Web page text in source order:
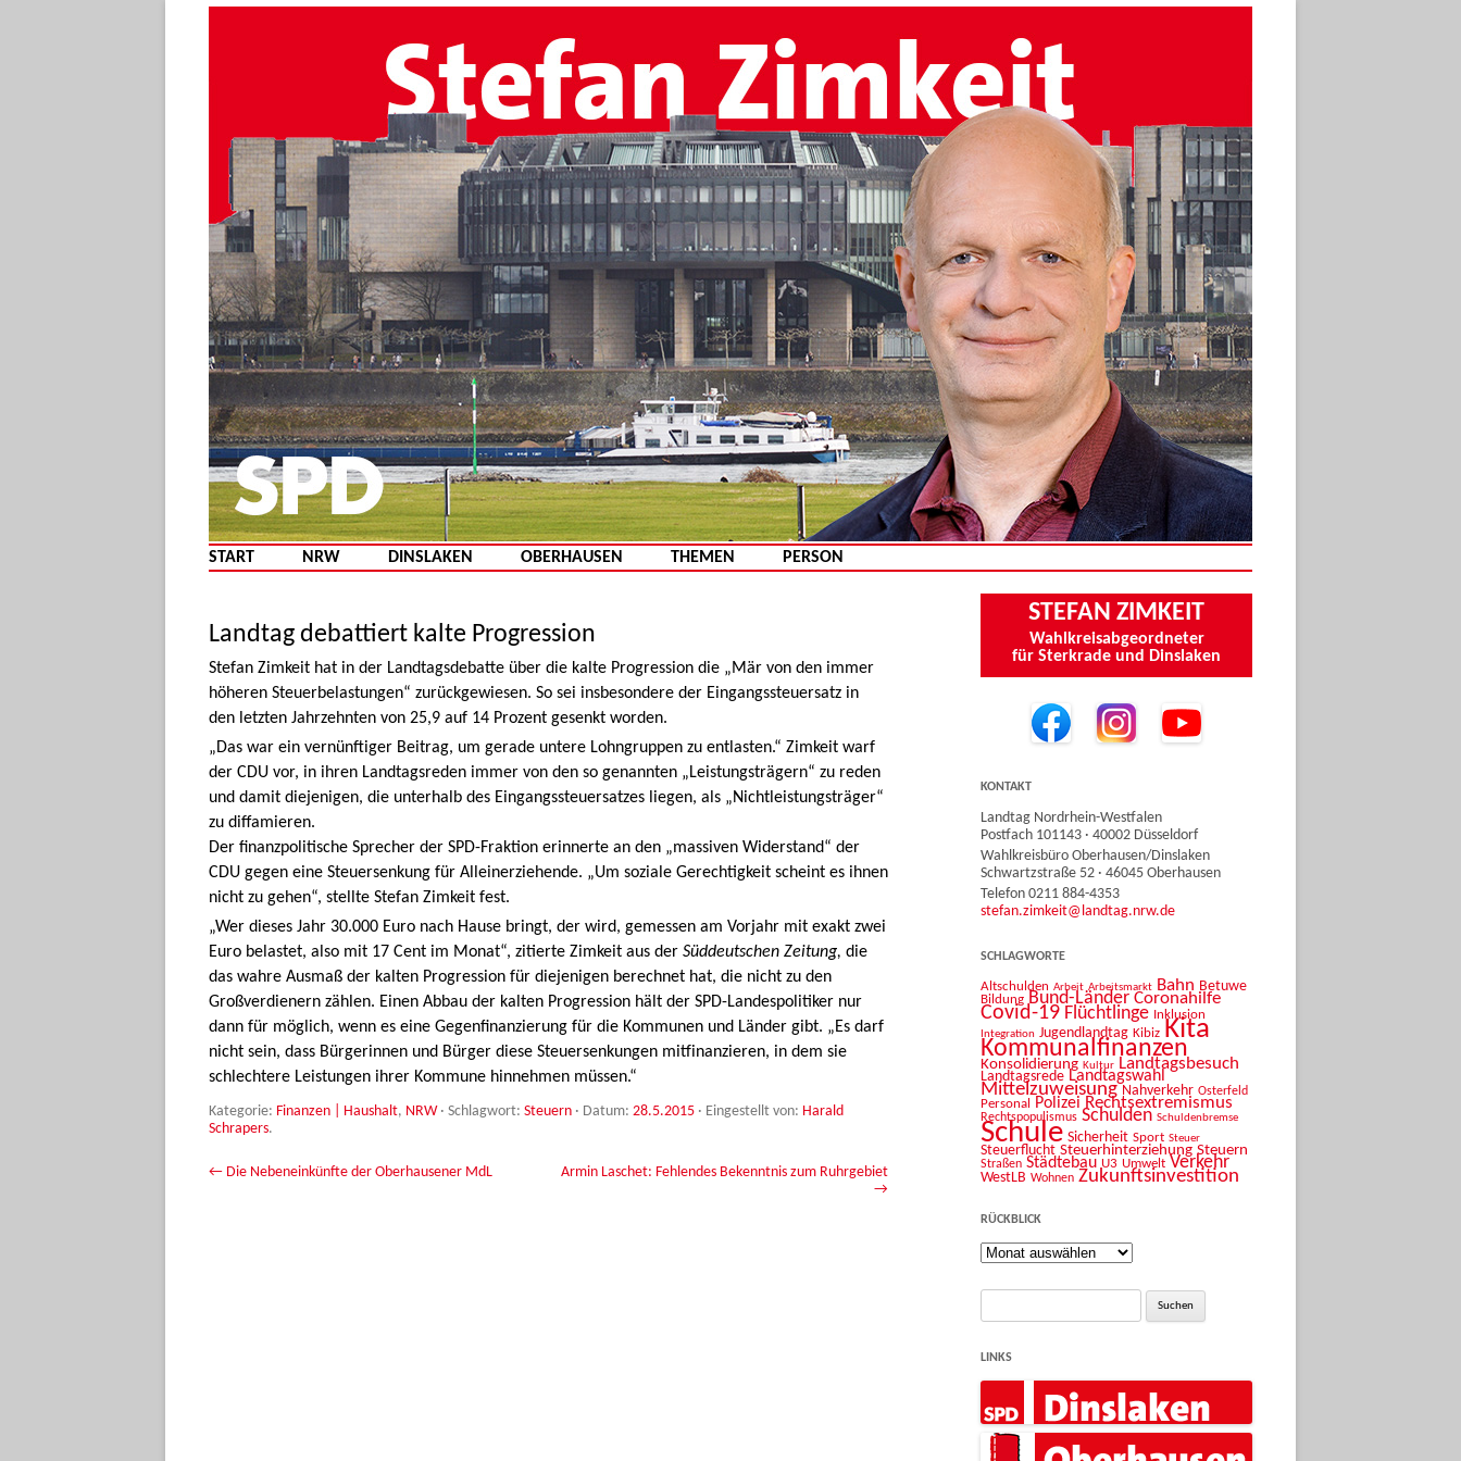
Zum Inhalt springen
START NRW DINSLAKEN OBERHAUSEN THEMEN PERSON
Landtag debattiert kalte Progression
Stefan Zimkeit hat in der Landtagsdebatte über die kalte Progression die „Mär von den immer
höheren Steuerbelastungen“ zurückgewiesen. So sei insbesondere der Eingangssteuersatz in
den letzten Jahrzehnten von 25,9 auf 14 Prozent gesenkt worden.
„Das war ein vernünftiger Beitrag, um gerade untere Lohngruppen zu entlasten.“ Zimkeit warf
der CDU vor, in ihren Landtagsreden immer von den so genannten „Leistungsträgern“ zu reden
und damit diejenigen, die unterhalb des Eingangssteuersatzes liegen, als „Nichtleistungsträger“
zu diffamieren.
Der finanzpolitische Sprecher der SPD-Fraktion erinnerte an den „massiven Widerstand“ der
CDU gegen eine Steuersenkung für Alleinerziehende. „Um soziale Gerechtigkeit scheint es ihnen
nicht zu gehen“, stellte Stefan Zimkeit fest.
„Wer dieses Jahr 30.000 Euro nach Hause bringt, der wird, gemessen am Vorjahr mit exakt zwei
Euro belastet, also mit 17 Cent im Monat“, zitierte Zimkeit aus der Süddeutschen Zeitung, die
das wahre Ausmaß der kalten Progression für diejenigen berechnet hat, die nicht zu den
Großverdienern zählen. Einen Abbau der kalten Progression hält der SPD-Landespolitiker nur
dann für möglich, wenn es eine Gegenfinanzierung für die Kommunen und Länder gibt. „Es darf
nicht sein, dass Bürgerinnen und Bürger diese Steuersenkungen mitfinanzieren, in dem sie
schlechtere Leistungen ihrer Kommune hinnehmen müssen.“
Kategorie: Finanzen | Haushalt, NRW· Schlagwort: Steuern · Datum: 28.5.2015 · Eingestellt von: Harald
Schrapers.
Beitrags-Navigation
← Die Nebeneinkünfte der Oberhausener MdL
Armin Laschet: Fehlendes Bekenntnis zum Ruhrgebiet
→
STEFAN ZIMKEIT
Wahlkreisabgeordneter
für Sterkrade und Dinslaken
KONTAKT
Landtag Nordrhein-Westfalen
Postfach 101143 · 40002 Düsseldorf
Wahlkreisbüro Oberhausen/Dinslaken
Schwartzstraße 52 · 46045 Oberhausen
Telefon 0211 884-4353
stefan.zimkeit@landtag.nrw.de
SCHLAGWORTE
Altschulden Arbeit Arbeitsmarkt Bahn Betuwe
Bildung Bund-Länder Coronahilfe
Covid-19 Flüchtlinge Inklusion
Integration Jugendlandtag Kibiz Kita
Kommunalfinanzen
Konsolidierung Kultur Landtagsbesuch
Landtagsrede Landtagswahl
Mittelzuweisung Nahverkehr Osterfeld
Personal Polizei Rechtsextremismus
Rechtspopulismus Schulden Schuldenbremse
Schule Sicherheit Sport Steuer
Steuerflucht Steuerhinterziehung Steuern
Straßen Städtebau U3 Umwelt Verkehr
WestLB Wohnen Zukunftsinvestition
RÜCKBLICK
Rückblick
Suche
LINKS